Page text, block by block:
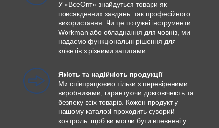
У «ВсеОпт» знайдуться товари як
повсякденних завдань, так професійного
використання. Чи це потужні інструменти
Workman або обладнання для човнів, ми
надаємо функціональні рішення для
клієнтів з різними запитами.
Якість та надійність продукції
Ми співпрацюємо тільки з перевіреними
виробниками, гарантуючи довговічність та
безпеку всіх товарів. Кожен продукт у
нашому каталозі проходить суворий
контроль, щоб ви могли бути впевнені у